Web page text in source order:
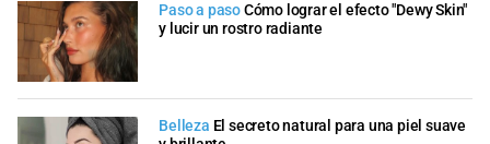
Paso a pasoCómo lograr el efecto "Dewy Skin"
y lucir un rostro radiante
Belleza El secreto natural para una piel suave